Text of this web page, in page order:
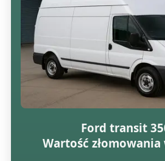
Ford transit
Wartość